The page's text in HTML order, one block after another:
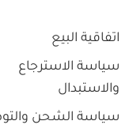
اتفاقية البيع
سياسة الاسترجاع
والاستبدال
سياسة الشحن